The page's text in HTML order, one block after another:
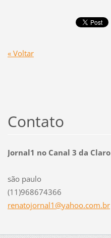
« Voltar
Contato
Jornal1 no Canal 3 da Claro
são paulo
(11)968674366
renatojornal1@yahoo.com.br